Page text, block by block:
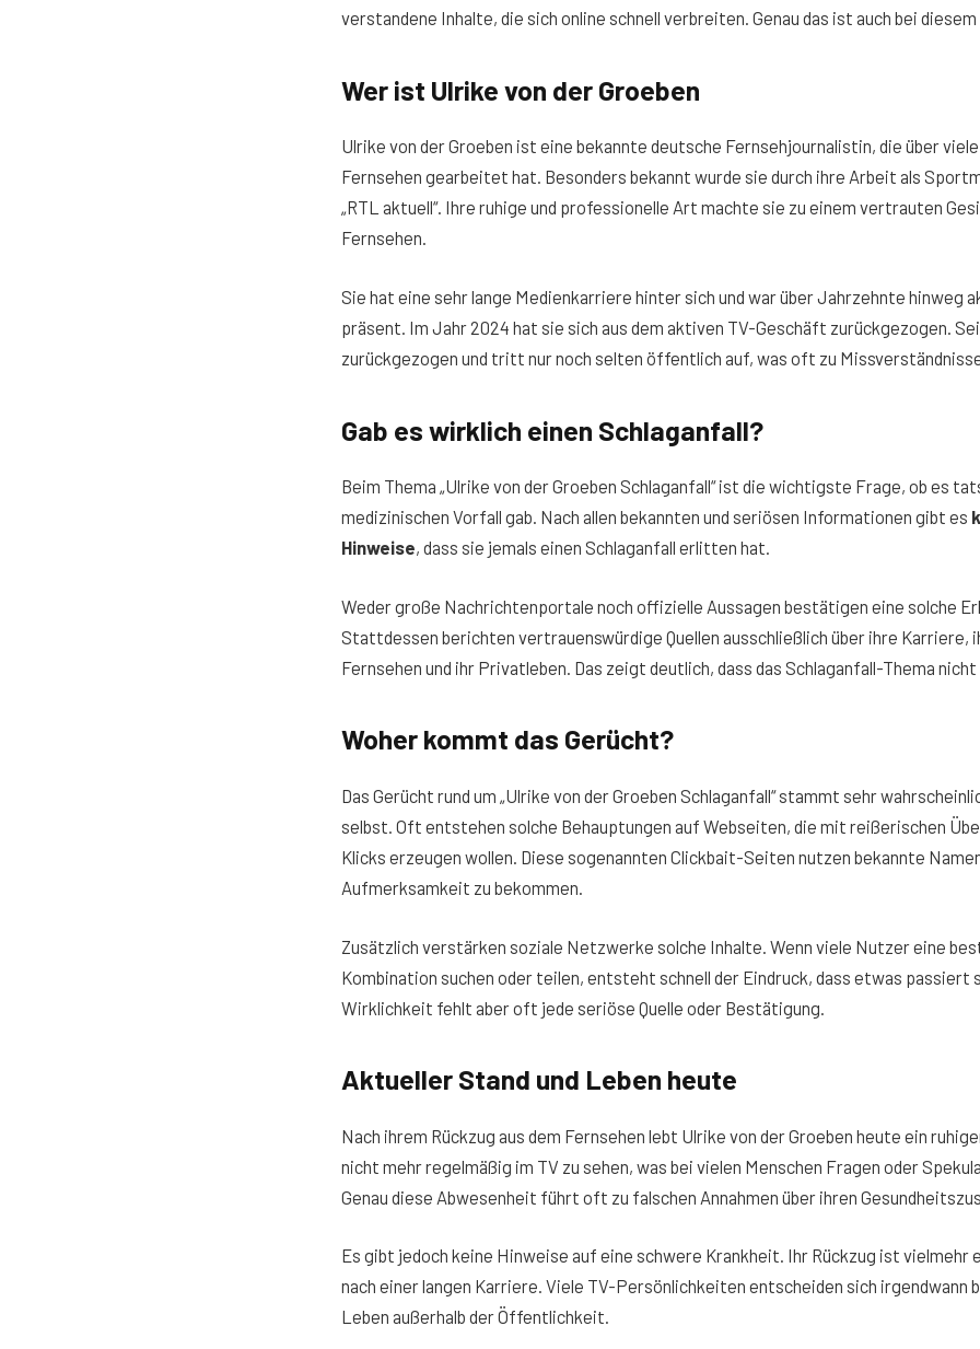
verstandene Inhalte, die sich online schnell verbreiten. Genau das ist auch bei diesem
Wer ist Ulrike von der Groeben
Ulrike von der Groeben ist eine bekannte deutsche Fernsehjournalistin, die über
Fernsehen gearbeitet hat. Besonders bekannt wurde sie durch ihre Arbeit als
„RTL aktuell“. Ihre ruhige und professionelle Art machte sie zu einem vertrauten
Fernsehen.
Sie hat eine sehr lange Medienkarriere hinter sich und war über Jahrzehnte hinweg
präsent. Im Jahr 2024 hat sie sich aus dem aktiven TV-Geschäft zurückgezogen.
zurückgezogen und tritt nur noch selten öffentlich auf, was oft zu
Gab es wirklich einen Schlaganfall?
Beim Thema „Ulrike von der Groeben Schlaganfall“ ist die wichtigste Frage, ob es
medizinischen Vorfall gab. Nach allen bekannten und seriösen Informationen gibt es
Hinweise, dass sie jemals einen Schlaganfall erlitten hat.
Weder große Nachrichtenportale noch offizielle Aussagen bestätigen eine solche
Stattdessen berichten vertrauenswürdige Quellen ausschließlich über ihre Karriere,
Fernsehen und ihr Privatleben. Das zeigt deutlich, dass das Schlaganfall-Thema
Woher kommt das Gerücht?
Das Gerücht rund um „Ulrike von der Groeben Schlaganfall“ stammt sehr
selbst. Oft entstehen solche Behauptungen auf Webseiten, die mit reißerischen
Klicks erzeugen wollen. Diese sogenannten Clickbait-Seiten nutzen bekannte
Aufmerksamkeit zu bekommen.
Zusätzlich verstärken soziale Netzwerke solche Inhalte. Wenn viele Nutzer eine
Kombination suchen oder teilen, entsteht schnell der Eindruck, dass etwas passiert
Wirklichkeit fehlt aber oft jede seriöse Quelle oder Bestätigung.
Aktueller Stand und Leben heute
Nach ihrem Rückzug aus dem Fernsehen lebt Ulrike von der Groeben heute ein
nicht mehr regelmäßig im TV zu sehen, was bei vielen Menschen Fragen oder
Genau diese Abwesenheit führt oft zu falschen Annahmen über ihren
Es gibt jedoch keine Hinweise auf eine schwere Krankheit. Ihr Rückzug ist vielmehr
nach einer langen Karriere. Viele TV-Persönlichkeiten entscheiden sich irgendwann
Leben außerhalb der Öffentlichkeit.